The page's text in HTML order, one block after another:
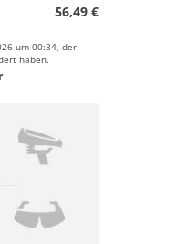
56,49 €
um 00:34; der
haben.